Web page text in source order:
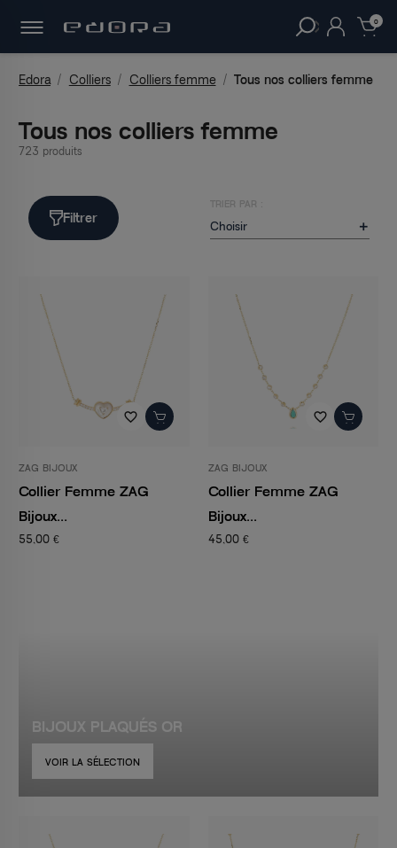
clear 0
Edora Colliers Colliers femme Tous nos colliers femme
Tous nos colliers femme
723 produits
Filtrer
TRIER PAR :
Choisir 
favorite_border
ZAG BIJOUX
Collier Femme ZAG
Bijoux...
55,00 €
favorite_border
ZAG BIJOUX
Collier Femme ZAG
Bijoux...
45,00 €
BIJOUX PLAQUÉS OR
VOIR LA SÉLECTION